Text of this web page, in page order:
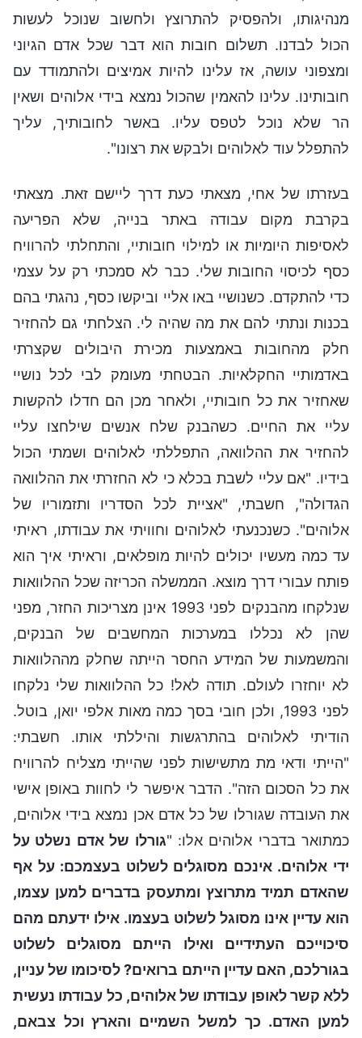
מנהיגותו, ולהפסיק להתרוצץ ולחשוב שנוכל לעשות
הכול לבדנו. תשלום חובות הוא דבר שכל אדם הגיוני
ומצפוני עושה, אז עלינו להיות אמיצים ולהתמודד עם
חובותינו. עלינו להאמין שהכול נמצא בידי אלוהים ושאין
הר שלא נוכל לטפס עליו. באשר לחובותיך, עליך
להתפלל עוד לאלוהים ולבקש את רצונו".
בעזרתו של אחי, מצאתי כעת דרך ליישם זאת. מצאתי
בקרבת מקום עבודה באתר בנייה, שלא הפריעה
לאסיפות היומיות או למילוי חובותיי, והתחלתי להרוויח
כסף לכיסוי החובות שלי. כבר לא סמכתי רק על עצמי
כדי להתקדם. כשנושיי באו אליי וביקשו כסף, נהגתי בהם
בכנות ונתתי להם את מה שהיה לי. הצלחתי גם להחזיר
חלק מהחובות באמצעות מכירת היבולים שקצרתי
באדמותיי החקלאיות. הבטחתי מעומק לבי לכל נושיי
שאחזיר את כל חובותיי, ולאחר מכן הם חדלו להקשות
עליי את החיים. כשהבנק שלח אנשים שילחצו עליי
להחזיר את ההלוואה, התפללתי לאלוהים ושמתי הכול
בידיו. "אם עליי לשבת בכלא כי לא החזרתי את ההלוואה
הגדולה", חשבתי, "אציית לכל הסדריו ותזמוריו של
אלוהים". כשנכנעתי לאלוהים וחוויתי את עבודתו, ראיתי
עד כמה מעשיו יכולים להיות מופלאים, וראיתי איך הוא
פותח עבורי דרך מוצא. הממשלה הכריזה שכל ההלוואות
שנלקחו מהבנקים לפני 1993 אינן מצריכות החזר, מפני
שהן לא נכללו במערכות המחשבים של הבנקים,
והמשמעות של המידע החסר הייתה שחלק מההלוואות
לא יוחזרו לעולם. תודה לאל! כל ההלוואות שלי נלקחו
לפני 1993, ולכן חובי בסך כמה מאות אלפי יואן, בוטל.
הודיתי לאלוהים בהתרגשות והיללתי אותו. חשבתי:
"הייתי ודאי מת מתשישות לפני שהייתי מצליח להרוויח
את כל הסכום הזה". הדבר איפשר לי לחוות באופן אישי
את העובדה שגורלו של כל אדם אכן נמצא בידי אלוהים,
כמתואר בדברי אלוהים אלו: "גורלו של אדם נשלט על
ידי אלוהים. אינכם מסוגלים לשלוט בעצמכם: על אף
שהאדם תמיד מתרוצץ ומתעסק בדברים למען עצמו,
הוא עדיין אינו מסוגל לשלוט בעצמו. אילו ידעתם מהם
סיכוייכם העתידיים ואילו הייתם מסוגלים לשלוט
בגורלכם, האם עדיין הייתם ברואים? לסיכומו של עניין,
ללא קשר לאופן עבודתו של אלוהים, כל עבודתו נעשית
למען האדם. כך למשל השמיים והארץ וכל צבאם,